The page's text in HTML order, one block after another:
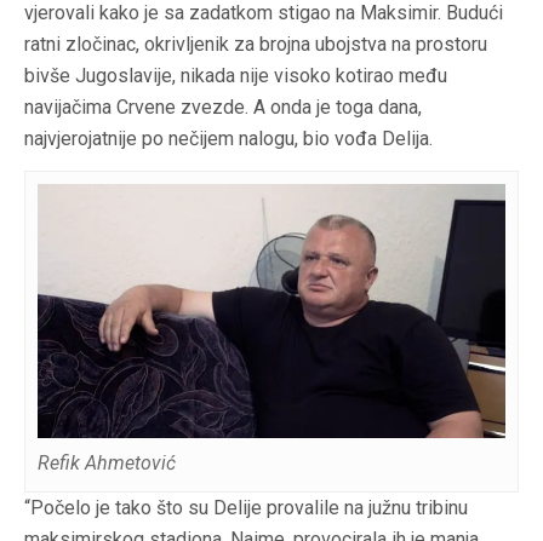
vjerovali kako je sa zadatkom stigao na Maksimir. Budući
ratni zločinac, okrivljenik za brojna ubojstva na prostoru
bivše Jugoslavije, nikada nije visoko kotirao među
navijačima Crvene zvezde. A onda je toga dana,
najvjerojatnije po nečijem nalogu, bio vođa Delija.
Refik Ahmetović
“Počelo je tako što su Delije provalile na južnu tribinu